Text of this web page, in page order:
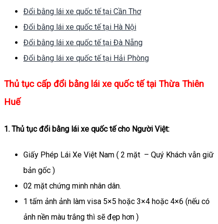
Đổi bằng lái xe quốc tế tại Cần Thơ
Đổi bằng lái xe quốc tế tại Hà Nội
Đổi bằng lái xe quốc tế tại Đà Nẵng
Đổi bằng lái xe quốc tế tại Hải Phòng
Thủ tục cấp đổi bằng lái xe quốc tế tại Thừa Thiên
Huế
1. Thủ tục đổi bằng lái xe quốc tế cho Người Việt:
Giấy Phép Lái Xe Việt Nam ( 2 mặt – Quý Khách vẫn giữ
bản gốc )
02 mặt chứng minh nhân dân.
1 tấm ảnh ảnh làm visa 5×5 hoặc 3×4 hoặc 4×6 (nếu có
ảnh nền màu trắng thì sẽ đẹp hơn )